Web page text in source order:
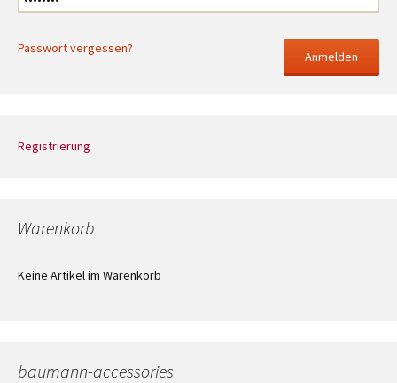
Passwort vergessen?
Registrierung
Warenkorb
Keine Artikel im Warenkorb
baumann-accessories